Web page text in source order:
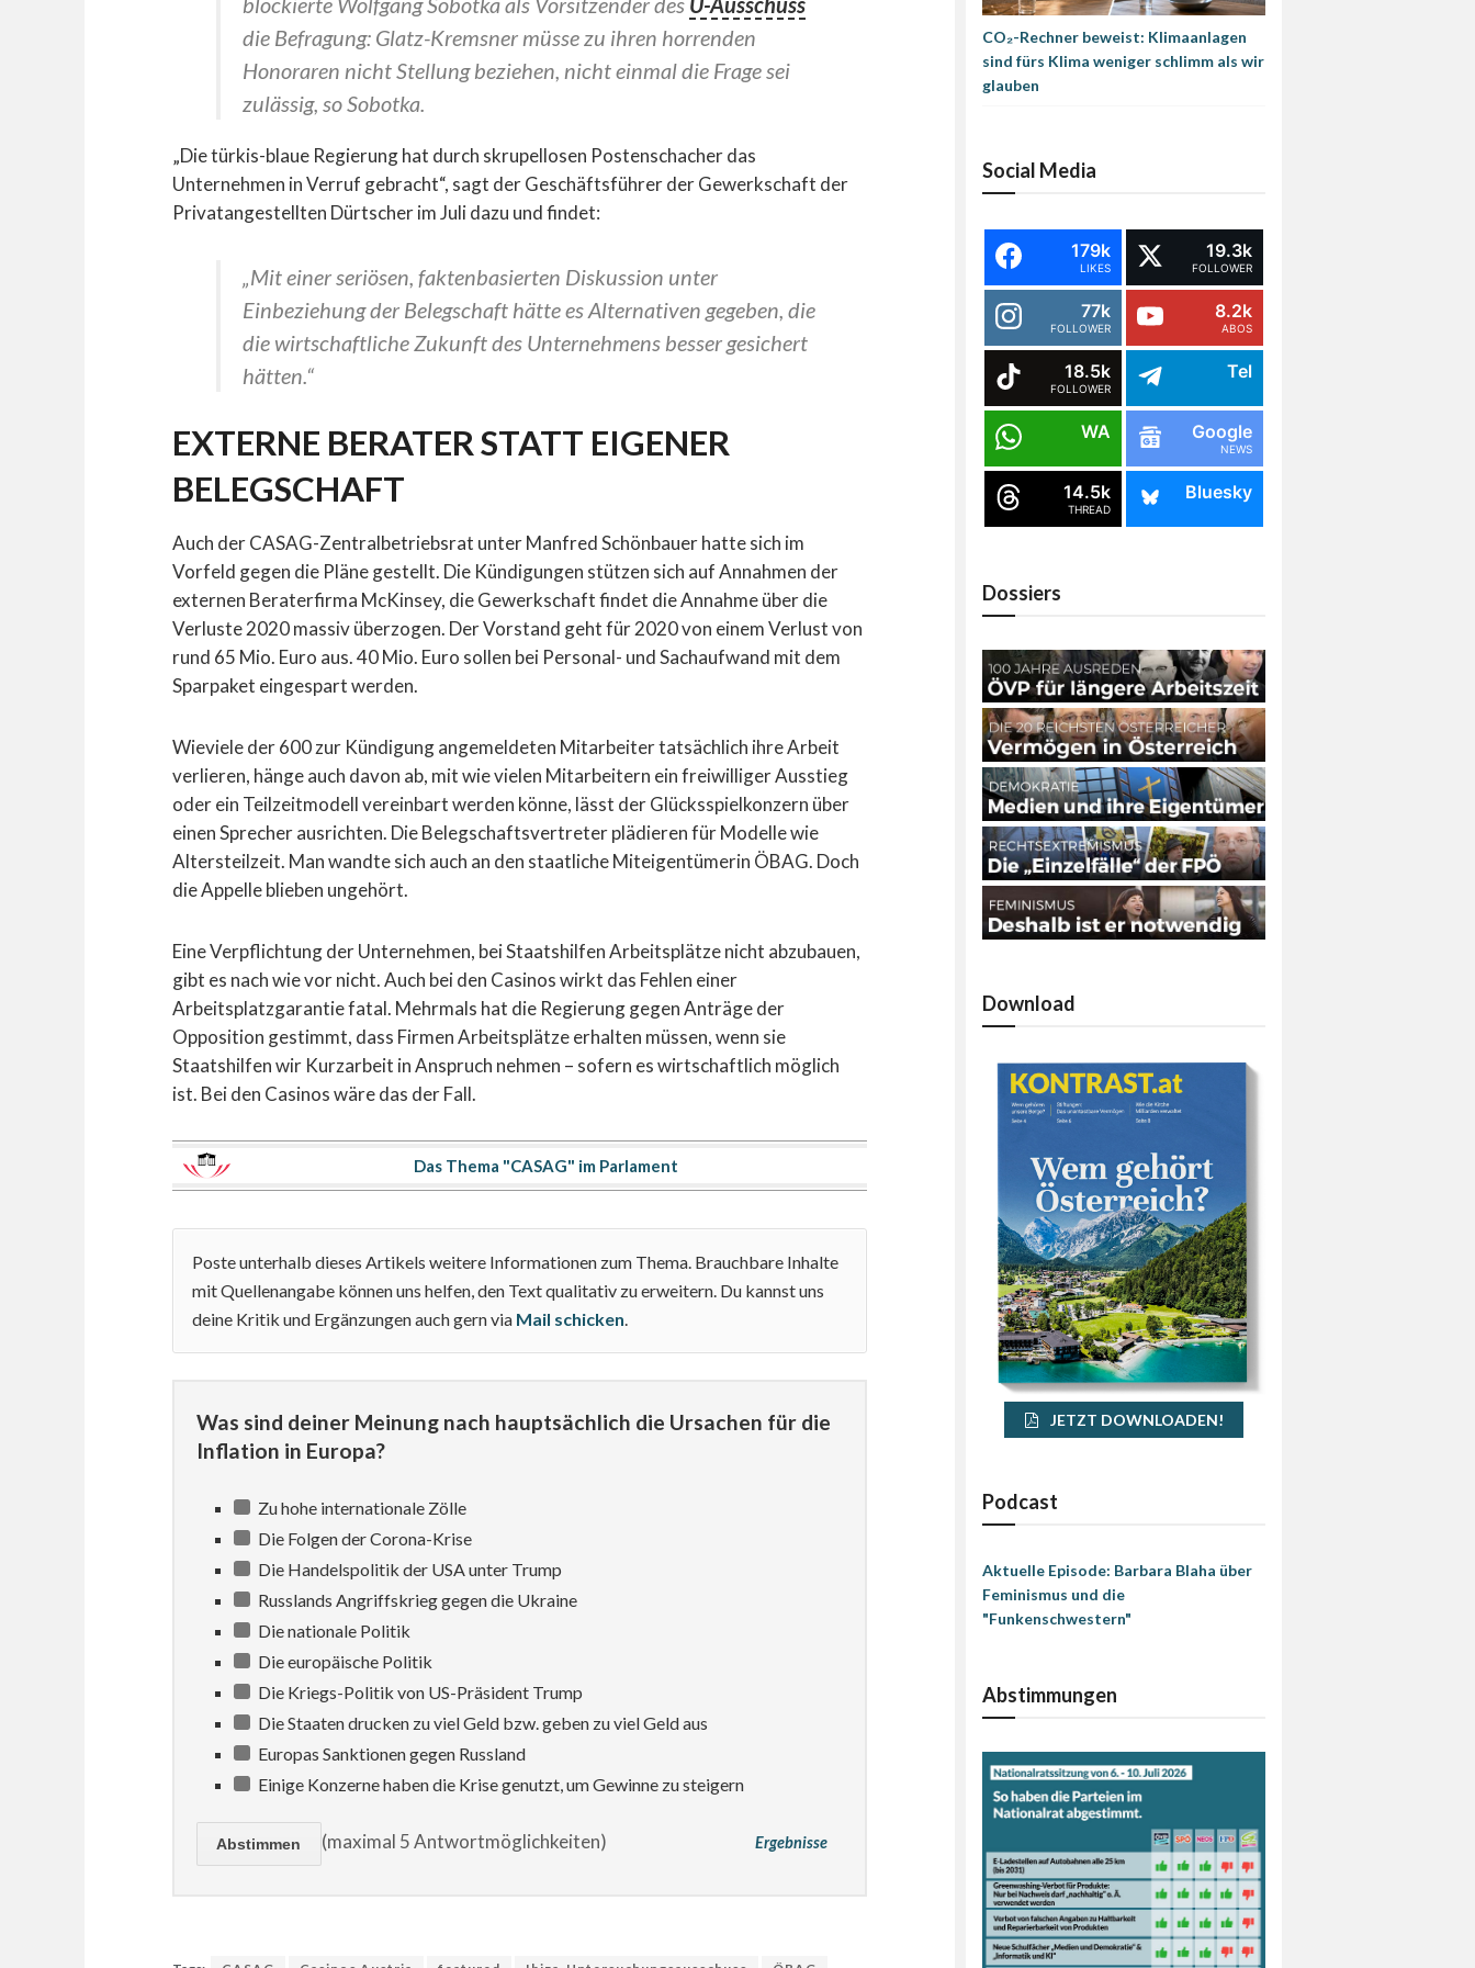
die Befragung: Glatz-Kremsner müsse zu ihren horrenden
Honoraren nicht Stellung beziehen, nicht einmal die Frage sei
zulässig, so Sobotka.
„Die türkis-blaue Regierung hat durch skrupellosen Postenschacher das
Unternehmen in Verruf gebracht“, sagt der Geschäftsführer der Gewerkschaft der
Privatangestellten Dürtscher im Juli dazu und findet:
„Mit einer seriösen, faktenbasierten Diskussion unter
Einbeziehung der Belegschaft hätte es Alternativen gegeben, die
die wirtschaftliche Zukunft des Unternehmens besser gesichert
hätten.“
EXTERNE BERATER STATT EIGENER
BELEGSCHAFT
Auch der CASAG-Zentralbetriebsrat unter Manfred Schönbauer hatte sich im
Vorfeld gegen die Pläne gestellt. Die Kündigungen stützen sich auf Annahmen der
externen Beraterfirma McKinsey, die Gewerkschaft findet die Annahme über die
Verluste 2020 massiv überzogen. Der Vorstand geht für 2020 von einem Verlust von
rund 65 Mio. Euro aus. 40 Mio. Euro sollen bei Personal- und Sachaufwand mit dem
Sparpaket eingespart werden.
Wieviele der 600 zur Kündigung angemeldeten Mitarbeiter tatsächlich ihre Arbeit
verlieren, hänge auch davon ab, mit wie vielen Mitarbeitern ein freiwilliger Ausstieg
oder ein Teilzeitmodell vereinbart werden könne, lässt der Glücksspielkonzern über
einen Sprecher ausrichten. Die Belegschaftsvertreter plädieren für Modelle wie
Altersteilzeit. Man wandte sich auch an den staatliche Miteigentümerin ÖBAG. Doch
die Appelle blieben ungehört.
Eine Verpflichtung der Unternehmen, bei Staatshilfen Arbeitsplätze nicht abzubauen,
gibt es nach wie vor nicht. Auch bei den Casinos wirkt das Fehlen einer
Arbeitsplatzgarantie fatal. Mehrmals hat die Regierung gegen Anträge der
Opposition gestimmt, dass Firmen Arbeitsplätze erhalten müssen, wenn sie
Staatshilfen wir Kurzarbeit in Anspruch nehmen – sofern es wirtschaftlich möglich
ist. Bei den Casinos wäre das der Fall.
Das Thema "CASAG" im Parlament
Poste unterhalb dieses Artikels weitere Informationen zum Thema. Brauchbare Inhalte
mit Quellenangabe können uns helfen, den Text qualitativ zu erweitern. Du kannst uns
deine Kritik und Ergänzungen auch gern via Mail schicken.
Was sind deiner Meinung nach hauptsächlich die Ursachen für die
Inflation in Europa?
Zu hohe internationale Zölle
Die Folgen der Corona-Krise
Die Handelspolitik der USA unter Trump
Russlands Angriffskrieg gegen die Ukraine
Die nationale Politik
Die europäische Politik
Die Kriegs-Politik von US-Präsident Trump
Die Staaten drucken zu viel Geld bzw. geben zu viel Geld aus
Europas Sanktionen gegen Russland
Einige Konzerne haben die Krise genutzt, um Gewinne zu steigern
Ergebnisse
(maximal 5 Antwortmöglichkeiten)
CO₂-Rechner beweist: Klimaanlagen
sind fürs Klima weniger schlimm als wir
glauben
Social Media
179k
LIKES
19.3k
FOLLOWER
77k
FOLLOWER
8.2k
ABOS
18.5k
FOLLOWER
Tel
WA Google
NEWS
14.5k
THREAD
Bluesky
Dossiers
Download
JETZT DOWNLOADEN!
Podcast
Aktuelle Episode: Barbara Blaha über
Feminismus und die
"Funkenschwestern"
Abstimmungen